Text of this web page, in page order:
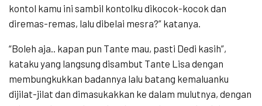
kontol kamu ini sambil kontolku dikocok-kocok dan
diremas-remas, lalu dibelai mesra?” katanya.
“Boleh aja.. kapan pun Tante mau, pasti Dedi kasih”,
kataku yang langsung disambut Tante Lisa dengan
membungkukkan badannya lalu batang kemaluanku
dijilat-jilat dan dimasukakkan ke dalam mulutnya, dengan